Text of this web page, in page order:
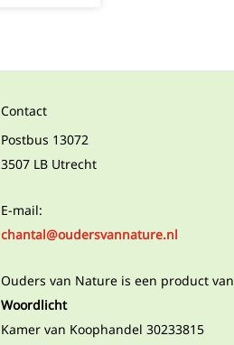
Contact
Postbus 13072
3507 LB Utrecht
E-mail:
chantal@oudersvannature.nl
Ouders van Nature is een product van
Woordlicht
Kamer van Koophandel 30233815